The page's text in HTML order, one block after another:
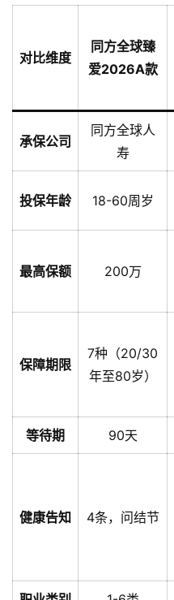
对比维度
同方全球臻
爱2026A款
承保公司
同方全球人
寿
投保年龄 18-60周岁
最高保额 200万
保障期限
7种（20/30
年至80岁）
等待期 90天
健康告知 4条，问结节